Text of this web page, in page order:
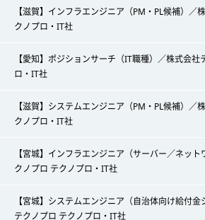
【滋賀】インフラエンジニア（PM・PL候補）／
クノプロ・IT社
【愛知】ポジションサーチ（IT職種）／株式会
ロ・IT社
【滋賀】システムエンジニア（PM・PL候補）／
クノプロ・IT社
【宮城】インフラエンジニア（サーバー／ネッ
クノプロ テクノプロ・IT社
【宮城】システムエンジニア（自治体向け給付
テクノプロ テクノプロ・IT社